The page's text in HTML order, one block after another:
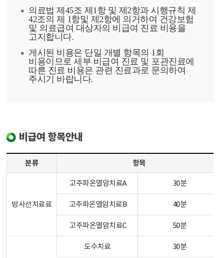
의료법 제45조 제1항 및 제2항과 시행규칙 제
42조의 제 1항및 제2항에 의거하여 건강보험
및 의료급여 대상자의 비급여 진료 비용을
고지합니다.
게시된 비용은 단일 개별 항목의 1회
비용이므로 세부 비급여 진료 및 포관진료에
따른 진료 비용은 관련 진료과로 문의하여
주시기 바랍니다.
비급여 항목안내
분류 항목
방사선치료료
고주파온열암치료A 30분
고주파온열암치료B 40분
고주파온열암치료C 50분
도수치료 30분